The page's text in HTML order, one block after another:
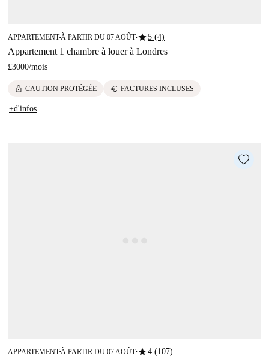
APPARTEMENT■À PARTIR DU 07 AOÛT■star5 (4)
Appartement 1 chambre à louer à Londres
£3000/mois
lock CAUTION PROTÉGÉE euro FACTURES INCLUSES
+d'infos
APPARTEMENT■À PARTIR DU 07 AOÛT■star4 (107)